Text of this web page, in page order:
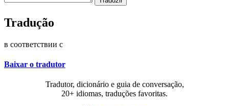
Tradução
в соответствии с
Baixar o tradutor
Tradutor, dicionário e guia de conversação,
20+ idiomas, traduções favoritas.